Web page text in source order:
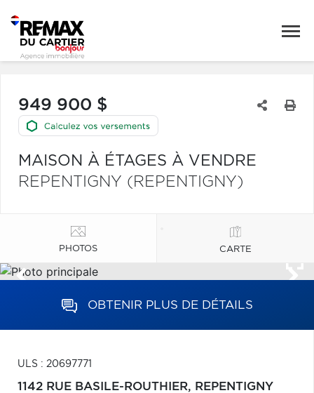
949 900 $
MAISON À ÉTAGES À VENDRE
REPENTIGNY (REPENTIGNY)
PHOTOS CARTE
OBTENIR PLUS DE DÉTAILS
ULS : 20697771
1142 RUE BASILE-ROUTHIER, REPENTIGNY